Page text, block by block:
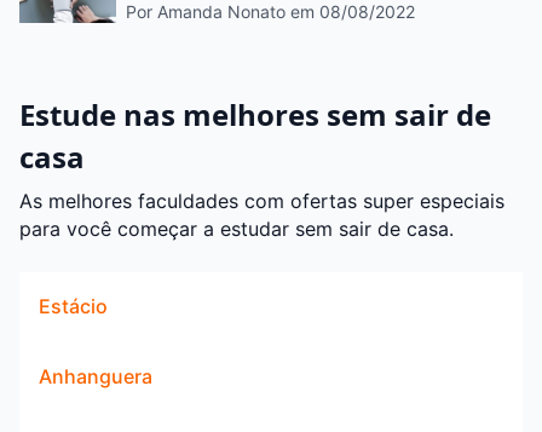
Por Amanda Nonato em 08/08/2022
Estude nas melhores sem sair de
casa
As melhores faculdades com ofertas super especiais
para você começar a estudar sem sair de casa.
Estácio
Anhanguera